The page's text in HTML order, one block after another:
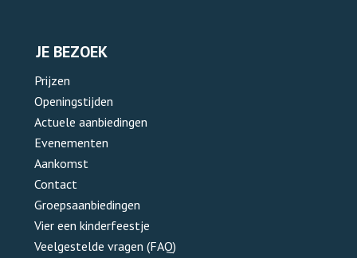
JE BEZOEK
Prijzen
Openingstijden
Actuele aanbiedingen
Evenementen
Aankomst
Contact
Groepsaanbiedingen
Vier een kinderfeestje
Veelgestelde vragen (FAQ)